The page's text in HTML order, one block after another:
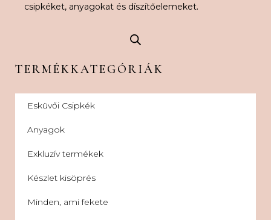
csipkéket, anyagokat és díszítőelemeket.
TERMÉKKATEGÓRIÁK
Esküvői Csipkék
Anyagok
Exkluzív termékek
Készlet kisöprés
Minden, ami fekete